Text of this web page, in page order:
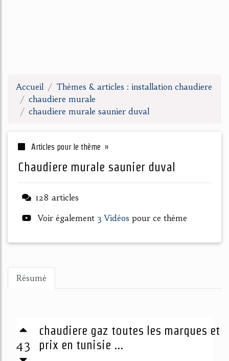
Accueil
Thèmes & articles : installation chaudiere
chaudiere murale
chaudiere murale saunier duval
Articles pour le thème »
chaudiere murale saunier duval
128 articles
Voir également 3 Vidéos pour ce thème
Résumé
43
chaudiere gaz toutes les marques et
prix en tunisie ...